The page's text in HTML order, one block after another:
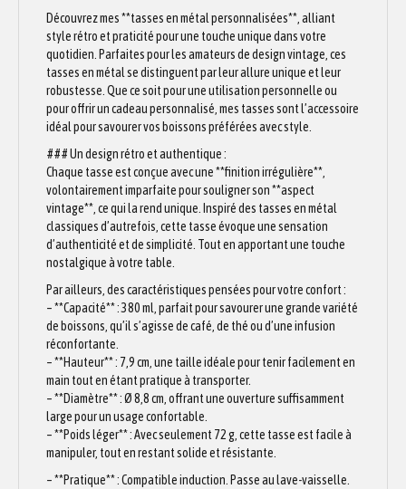
Découvrez mes **tasses en métal personnalisées**, alliant
style rétro et praticité pour une touche unique dans votre
quotidien. Parfaites pour les amateurs de design vintage, ces
tasses en métal se distinguent par leur allure unique et leur
robustesse. Que ce soit pour une utilisation personnelle ou
pour offrir un cadeau personnalisé, mes tasses sont l’accessoire
idéal pour savourer vos boissons préférées avec style.
### Un design rétro et authentique :
Chaque tasse est conçue avec une **finition irrégulière**,
volontairement imparfaite pour souligner son **aspect
vintage**, ce qui la rend unique. Inspiré des tasses en métal
classiques d’autrefois, cette tasse évoque une sensation
d’authenticité et de simplicité. Tout en apportant une touche
nostalgique à votre table.
Par ailleurs, des caractéristiques pensées pour votre confort :
– **Capacité** : 380 ml, parfait pour savourer une grande variété
de boissons, qu’il s’agisse de café, de thé ou d’une infusion
réconfortante.
– **Hauteur** : 7,9 cm, une taille idéale pour tenir facilement en
main tout en étant pratique à transporter.
– **Diamètre** : Ø 8,8 cm, offrant une ouverture suffisamment
large pour un usage confortable.
– **Poids léger** : Avec seulement 72 g, cette tasse est facile à
manipuler, tout en restant solide et résistante.
– **Pratique** : Compatible induction. Passe au lave-vaisselle.